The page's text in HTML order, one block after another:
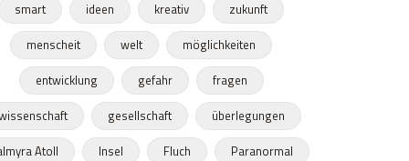
smart ideen kreativ
zukunft
menscheit
welt
möglichkeiten
entwicklung
gefahr
fragen
gesellschaft
überlegungen
Atoll
Insel Fluch
Paranormal